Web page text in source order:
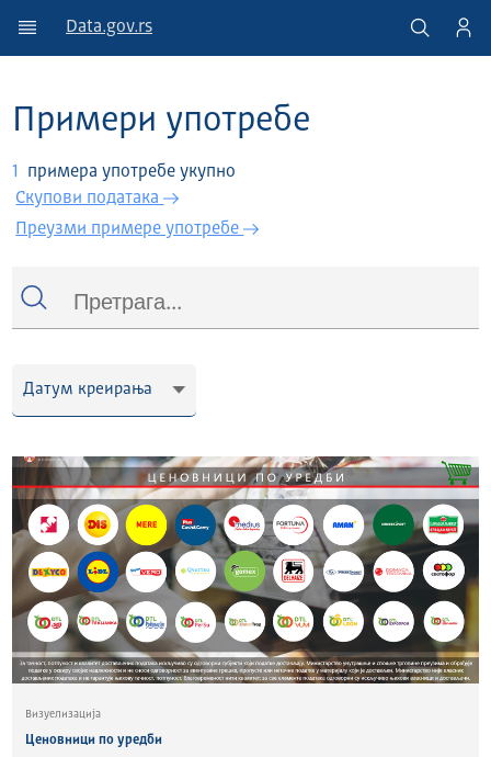
Data.gov.rs
Примери употребе
1
примера употребе укупно
Скупови података
Преузми примере употребе
Визуелизација
Ценовници по уредби